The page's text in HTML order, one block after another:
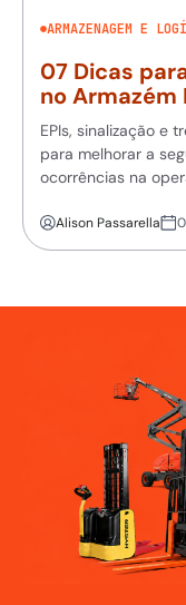
ARMAZENAGEM E
07 Dicas
no Armazém
EPIs, sinalização e
para melhorar a
ocorrências na
Alison Passarella